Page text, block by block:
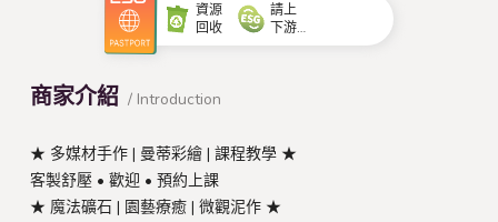
資源
回收
請上
下游
一起
商家介紹 / Introduction
★ 多媒材手作 | 曼蒂彩繪 | 課程教學 ★
客製舒壓 • 歡迎 • 預約上課
★ 魔法礦石 | 園藝療癒 | 微觀泥作 ★